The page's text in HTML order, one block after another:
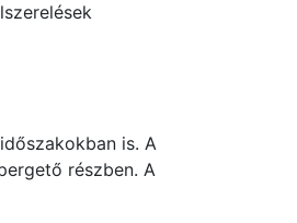
is. A
részben. A